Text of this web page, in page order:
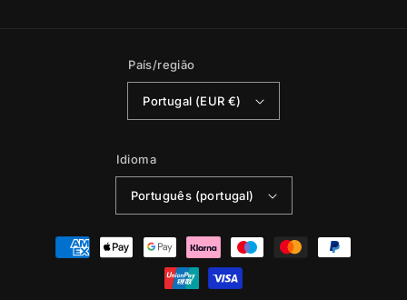
País/região
Portugal (EUR €)
Idioma
Português (portugal)
Métodos